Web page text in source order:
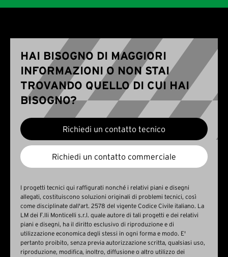
HAI BISOGNO DI MAGGIORI
INFORMAZIONI O NON STAI
TROVANDO QUELLO DI CUI HAI
BISOGNO?
Richiedi un contatto tecnico
Richiedi un contatto commerciale
I progetti tecnici qui raffigurati nonché i relativi piani e disegni
allegati, costituiscono soluzioni originali di problemi tecnici, così
come disciplinate dall'art. 2578 del vigente Codice Civile italiano. La
LM dei F.lli Monticelli s.r.l. quale autore di tali progetti e dei relativi
piani e disegni, ha il diritto esclusivo di riproduzione e di
utilizzazione economica degli stessi in ogni forma e modo. E'
pertanto proibito, senza previa autorizzazione scritta, qualsiasi uso,
riproduzione, modifica, inoltro, diffusione o altro utilizzo dei